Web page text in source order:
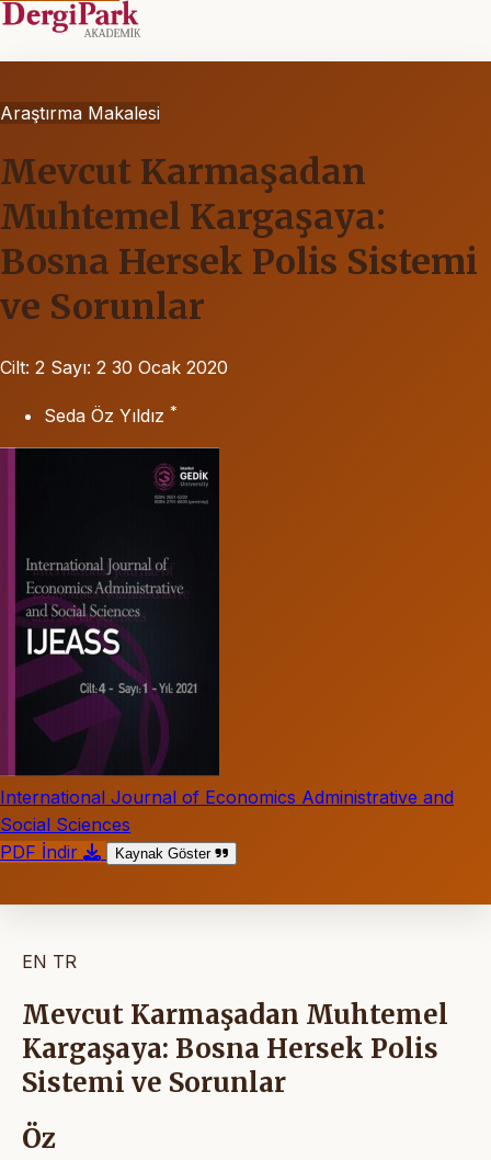
Araştırma Makalesi
Mevcut Karmaşadan
Muhtemel Kargaşaya:
Bosna Hersek Polis Sistemi
ve Sorunlar
Cilt: 2 Sayı: 2 30 Ocak 2020
Seda Öz Yıldız *
International Journal of Economics Administrative and
Social Sciences
PDF İndir
Kaynak Göster
EN TR
Mevcut Karmaşadan Muhtemel
Kargaşaya: Bosna Hersek Polis
Sistemi ve Sorunlar
Öz